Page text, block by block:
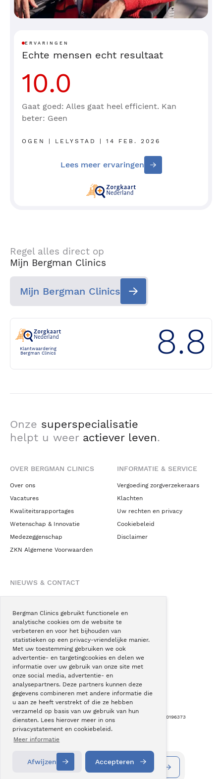
Bergman Clinics gebruikt functionele en
analytische cookies om de website te
verbeteren en voor het bijhouden van
statistieken op een privacy-vriendelijke manier.
Met uw toestemming gebruiken we ook
advertentie- en targetingcookies en delen we
informatie over uw gebruik van onze site met
onze social media, advertentie- en
analysepartners. Deze partners kunnen deze
gegevens combineren met andere informatie die
u aan ze heeft verstrekt of die ze hebben
verzameld op basis van uw gebruik van hun
diensten. Lees hierover meer in ons
privacystatement en cookiebeleid.
Meer informatie
Afwijzen Accepteren
ERVARINGEN
Echte mensen echt resultaat
10.0
Gaat goed: Alles gaat heel efficient. Kan
beter: Geen
OGEN | LELYSTAD | 14 FEB. 2026
Lees meer ervaringen
Regel alles direct op
Mijn Bergman Clinics
Mijn Bergman Clinics
Klantwaardering
Bergman Clinics
8.8
Onze superspecialisatie
helpt u weer actiever leven.
OVER BERGMAN CLINICS
Over ons
Vacatures
Kwaliteitsrapportages
Wetenschap & Innovatie
Medezeggenschap
ZKN Algemene Voorwaarden
INFORMATIE & SERVICE
Vergoeding zorgverzekeraars
Klachten
Uw rechten en privacy
Cookiebeleid
Disclaimer
NIEUWS & CONTACT
Blogs
Podcast
Pressroom
Instagram
Facebook
LinkedIn
Copyright © Bergman Clinics 2026 KVK nummer: 30196373